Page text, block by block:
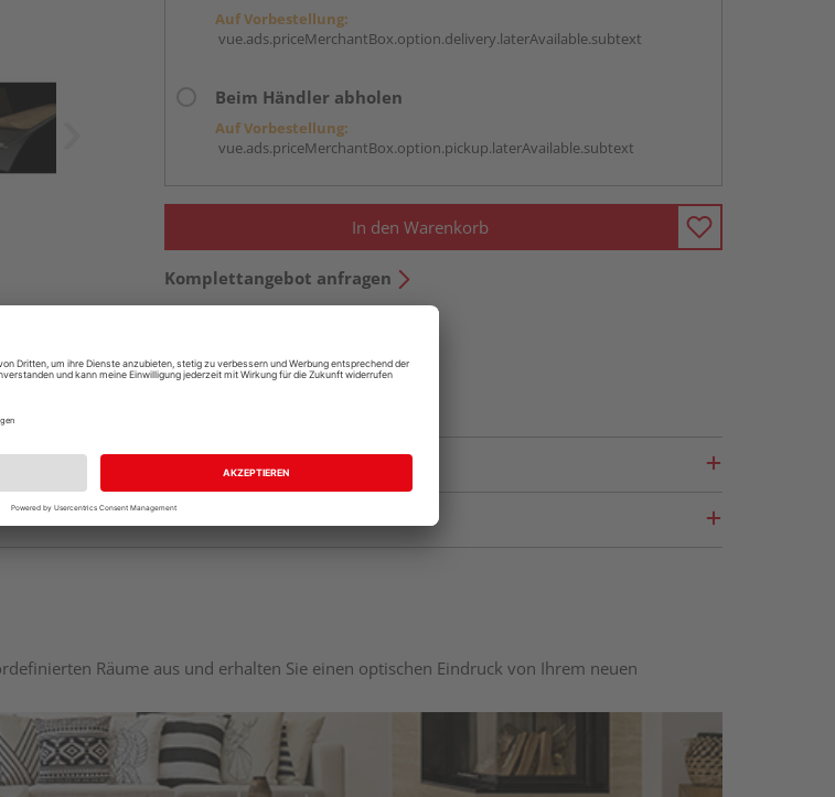
Auf Vorbestellung:
vue.ads.priceMerchantBox.option.delivery.laterAvailable.subtext
Beim Händler abholen
Auf Vorbestellung:
vue.ads.priceMerchantBox.option.pickup.laterAvailable.subtext
In den Warenkorb
Komplettangebot anfragen
Räume aus und erhalten Sie einen optischen Eindruck von Ihrem neuen